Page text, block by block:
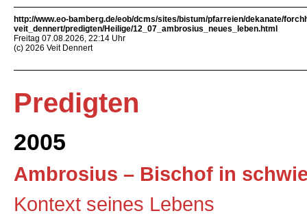
http://www.eo-bamberg.de/eob/dcms/sites/bistum/pfarreien/dekanate/
veit_dennert/predigten/Heilige/12_07_ambrosius_neues_leben.html
Freitag 07.08.2026, 22:14 Uhr
(c) 2026 Veit Dennert
Predigten
2005
Ambrosius – Bischof in
Kontext seines Lebens